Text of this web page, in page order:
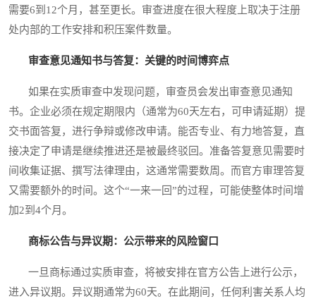
需要6到12个月，甚至更长。审查进度在很大程度上取决于注册
处内部的工作安排和积压案件数量。
审查意见通知书与答复：关键的时间博弈点
如果在实质审查中发现问题，审查员会发出审查意见通知
书。企业必须在规定期限内（通常为60天左右，可申请延期）提
交书面答复，进行争辩或修改申请。能否专业、有力地答复，直
接决定了申请是继续推进还是被最终驳回。准备答复意见需要时
间收集证据、撰写法律理由，这通常需要数周。而官方审理答复
又需要额外的时间。这个“一来一回”的过程，可能使整体时间增
加2到4个月。
商标公告与异议期：公示带来的风险窗口
一旦商标通过实质审查，将被安排在官方公告上进行公示，
进入异议期。异议期通常为60天。在此期间，任何利害关系人均